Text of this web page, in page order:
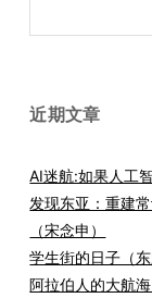
索：
近期文章
AI迷航:如果人工
发现东亚：重建
（宋念申）
学生街的日子（东
阿拉伯人的大航